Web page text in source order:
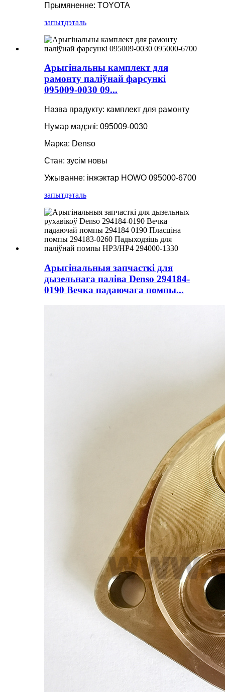
Прымяненне: TOYOTA
запытдэталь
Арыгінальны камплект для
рамонту паліўнай фарсункі
095009-0030 09...
Назва прадукту: камплект для рамонту
Нумар мадэлі: 095009-0030
Марка: Denso
Стан: зусім новы
Ужыванне: інжэктар HOWO 095000-6700
запытдэталь
Арыгінальныя запчасткі для
дызельнага паліва Denso 294184-
0190 Вечка падаючага помпы...